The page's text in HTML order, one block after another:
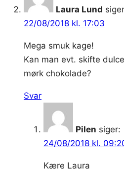
Laura Lund
22/08/2018 kl. 17:03
Mega smuk kage!
Kan man evt. skifte
mørk chokolade?
Svar
Pilen siger:
24/08/2018 kl.
Kære Laura